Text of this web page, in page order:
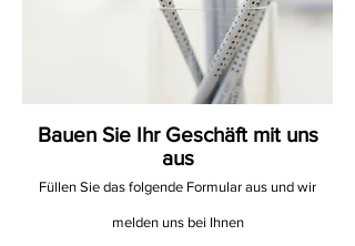
Bauen Sie Ihr Geschäft mit uns
aus
Füllen Sie das folgende Formular aus und wir
melden uns bei Ihnen